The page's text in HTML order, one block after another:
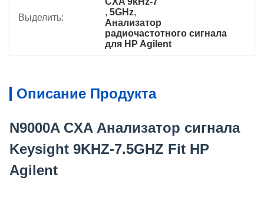
Выделить:
, 5GHz,
Анализатор
радиочастотного сигнала
для HP Agilent
Описание Продукта
N9000A CXA Анализатор сигнала
Keysight 9KHZ-7.5GHZ Fit HP
Agilent